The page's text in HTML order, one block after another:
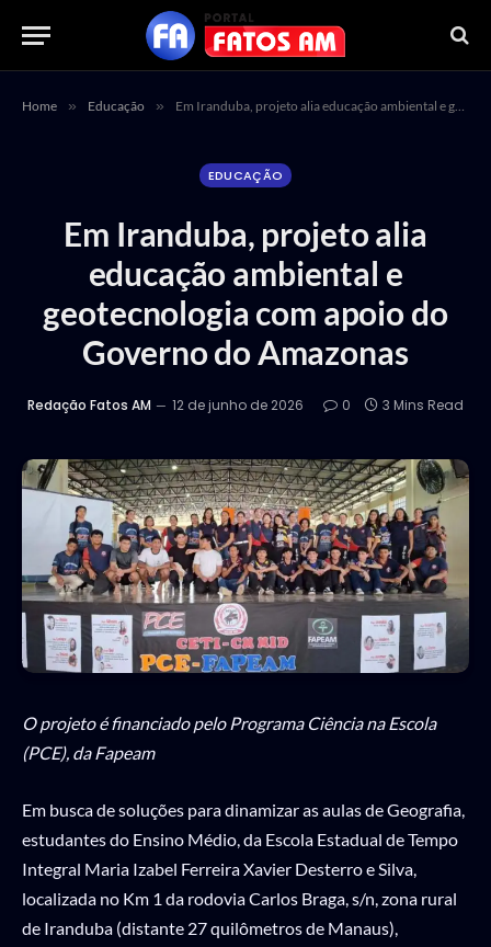
Home » Educação » Em Iranduba, projeto alia educação ambiental e geotecnologia com apoio do Governo do Amazonas
EDUCAÇÃO
Em Iranduba, projeto alia
educação ambiental e
geotecnologia com apoio do
Governo do Amazonas
Redação Fatos AM 12 de junho de 2026 0 3 Mins Read
O projeto é financiado pelo Programa Ciência na Escola
(PCE), da Fapeam
Em busca de soluções para dinamizar as aulas de Geografia,
estudantes do Ensino Médio, da Escola Estadual de Tempo
Integral Maria Izabel Ferreira Xavier Desterro e Silva,
localizada no Km 1 da rodovia Carlos Braga, s/n, zona rural
de Iranduba (distante 27 quilômetros de Manaus),